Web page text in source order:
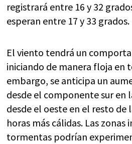
registrará entre 16 y 32
esperan entre 17 y 33 grados.
El viento tendrá un
iniciando de manera floja en
embargo, se anticipa un
desde el componente sur en
desde el oeste en el resto de
horas más cálidas. Las
tormentas podrían